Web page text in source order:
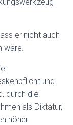
er nicht auch
wäre.
und
durch die
als Diktatur,
höher